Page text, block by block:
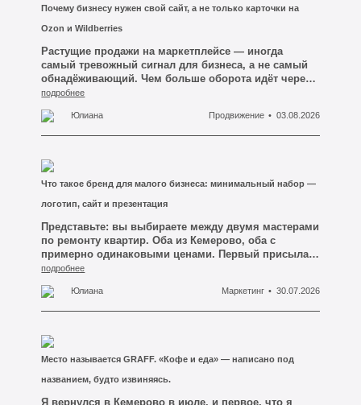
Почему бизнесу нужен свой сайт, а не только карточки на
Ozon и Wildberries
Растущие продажи на маркетплейсе — иногда
самый тревожный сигнал для бизнеса, а не самый
обнадёживающий. Чем больше оборота идёт через
чужую витрину, тем меньше у компании остаётся
комиссию, блокирует карточку за формальность
или просто перестаёт показывать товар в выдаче
эту картину у предпринимателей Кузбасса
регулярно: человек два года выстраивал продажи
на Ozon и Wildberries, вложился в рейтинг, отзывы,
продвижение внутри площадки — а если спросить у
он может написать напрямую, оказывается, что
ответ «ни одного». Все они принадлежат площадке,
а не бизнесу.
подробнее
Юлиана Продвижение 03.08.2026
Что такое бренд для малого бизнеса: минимальный набор —
логотип, сайт и презентация
Представьте: вы выбираете между двумя мастерами
по ремонту квартир. Оба из Кемерово, оба с
примерно одинаковыми ценами. Первый присылает
вам голосовое в мессенджере и фотографию плитки
логотип на аватарке, короткий сайт, где видно уже
сделанные объекты, и небольшая презентация в
встретились, работу ещё никто не начал — а вы уже
почти выбрали. И выбрали не того, кто дешевле.
Вы выбрали того, кто выглядит так, будто отвечает
за свои слова.
подробнее
Юлиана Маркетинг 30.07.2026
Место называется GRAFF. «Кофе и еда» — написано под
названием, будто извиняясь.
Я вернулся в Кемерово в июле, и первое, что я